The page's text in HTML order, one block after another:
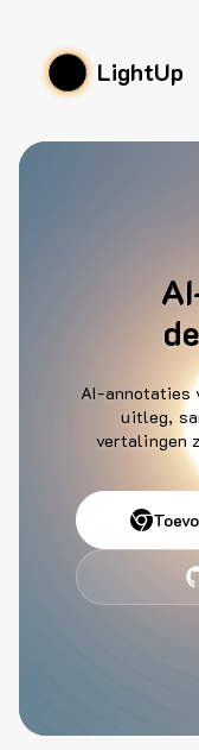
LightUp
AI-annotaties
uitleg,
vertalingen